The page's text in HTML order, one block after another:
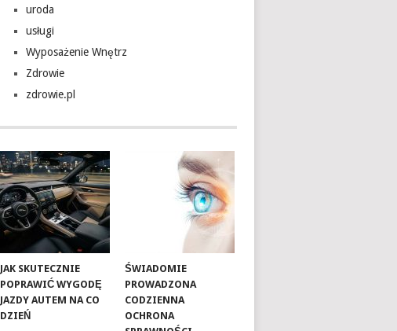
uroda
usługi
Wyposażenie Wnętrz
Zdrowie
zdrowie.pl
JAK SKUTECZNIE
POPRAWIĆ WYGODĘ
JAZDY AUTEM NA CO
DZIEŃ
ŚWIADOMIE
PROWADZONA
CODZIENNA
OCHRONA